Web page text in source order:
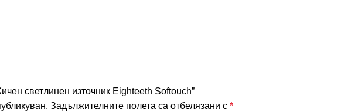
светлинен източник Eighteeth Softouch”
Задължителните полета са отбелязани с *